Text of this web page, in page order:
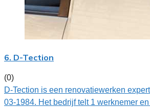
6. D-Tection
(0)
D-Tection is een renovatiewerken
03-1984. Het bedrijf telt 1 werknemer